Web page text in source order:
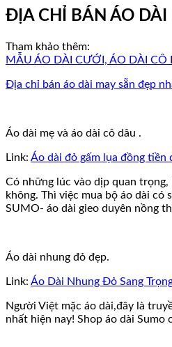
ĐỊA CHỈ BÁN ÁO DÀI
Tham khảo thêm:
MẪU ÁO DÀI CƯỚI, ÁO DÀI
Địa chỉ bán áo dài may sẵn đẹp
Áo dài mẹ và áo dài cô dâu .
Link: Áo dài đỏ gấm lụa đồng tiền
Có những lúc vào dịp quan
không. Thì việc mua bộ áo dài
SUMO- áo dài gieo duyên nồng
Áo dài nhung đỏ đẹp.
Link: Áo Dài Nhung Đỏ Sang
Người Việt mặc áo dài,đây là
nhất hiện nay! Shop áo dài